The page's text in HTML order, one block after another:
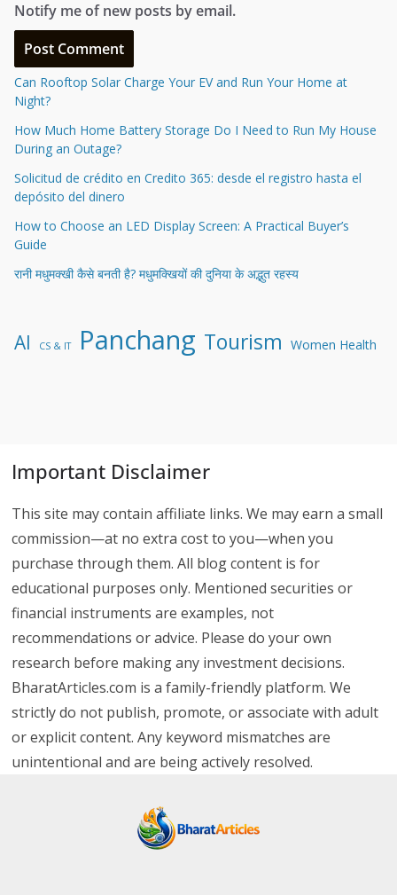
Notify me of new posts by email.
Can Rooftop Solar Charge Your EV and Run Your Home at
Night?
How Much Home Battery Storage Do I Need to Run My House
During an Outage?
Solicitud de crédito en Credito 365: desde el registro hasta el
depósito del dinero
How to Choose an LED Display Screen: A Practical Buyer’s
Guide
रानी मधुमक्खी कैसे बनती है? मधुमक्खियों की दुनिया के अद्भुत रहस्य
AI CS & IT Panchang Tourism Women Health
Important Disclaimer
This site may contain affiliate links. We may earn a small
commission—at no extra cost to you—when you
purchase through them. All blog content is for
educational purposes only. Mentioned securities or
financial instruments are examples, not
recommendations or advice. Please do your own
research before making any investment decisions.
BharatArticles.com is a family-friendly platform. We
strictly do not publish, promote, or associate with adult
or explicit content. Any keyword mismatches are
unintentional and are being actively resolved.